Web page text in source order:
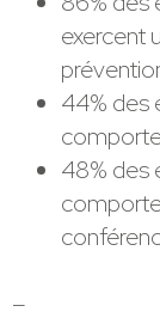
exercent
44% des
48% des